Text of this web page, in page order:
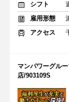
シフト
雇用形態
アクセス
マンパワーグル
店/903109S